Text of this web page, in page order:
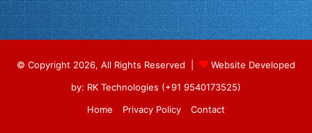
© Copyright 2026, All Rights Reserved |
Website Developed
by: RK Technologies (+91 9540173525)
Home
Privacy Policy Contact